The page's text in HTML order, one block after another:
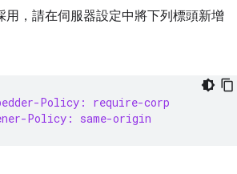
用，請在伺服器設定中將下列標頭新增
Policy: require-corp
Policy: same-origin